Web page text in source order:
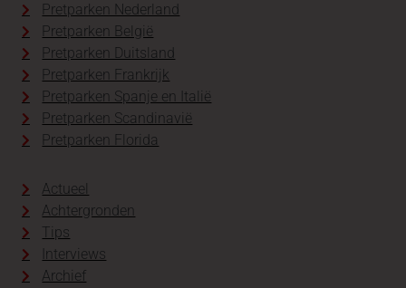
Pretparken Nederland
Pretparken België
Pretparken Duitsland
Pretparken Frankrijk
Pretparken Spanje en Italië
Pretparken Scandinavië
Pretparken Florida
Actueel
Achtergronden
Tips
Interviews
Archief